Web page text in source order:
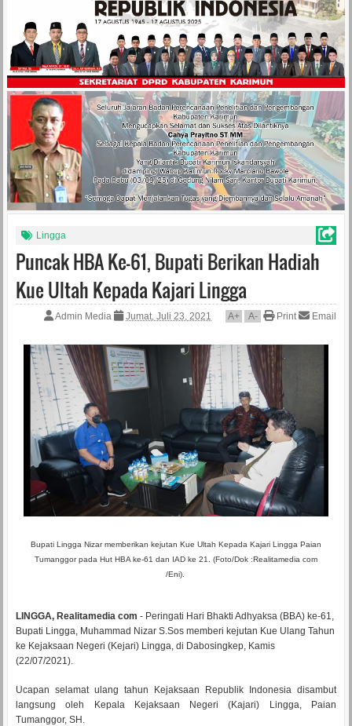
Lingga
Puncak HBA Ke-61, Bupati Berikan Hadiah
Kue Ultah Kepada Kajari Lingga
Admin Media Jumat, Juli 23, 2021 A+ A- Print Email
Bupati Lingga Nizar memberikan kejutan Kue Ultah Kepada Kajari Lingga Paian
Tumanggor pada Hut HBA ke-61 dan IAD ke 21. (Foto/Dok :Realitamedia com
/Eni).
LINGGA, Realitamedia com - Peringati Hari Bhakti Adhyaksa (BBA) ke-61,
Bupati Lingga, Muhammad Nizar S.Sos memberi kejutan Kue Ulang Tahun
ke Kejaksaan Negeri (Kejari) Lingga, di Dabosingkep, Kamis
(22/07/2021).
Ucapan selamat ulang tahun Kejaksaan Republik Indonesia disambut
langsung oleh Kepala Kejaksaan Negeri (Kajari) Lingga, Paian
Tumanggor, SH.